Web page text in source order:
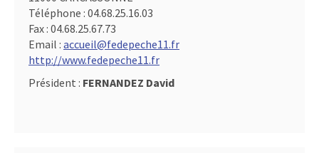
Téléphone : 04.68.25.16.03
Fax : 04.68.25.67.73
Email : accueil@fedepeche11.fr
http://www.fedepeche11.fr
Président : FERNANDEZ David